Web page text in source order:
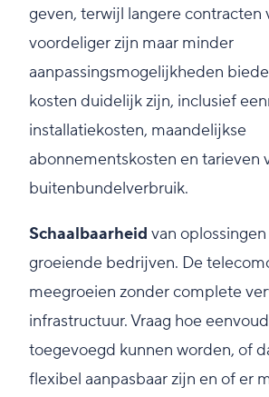
geven, terwijl langere contracten
voordeliger zijn maar minder
aanpassingsmogelijkheden
kosten duidelijk zijn, inclusief
installatiekosten, maandelijkse
abonnementskosten en tarieven
buitenbundelverbruik.
Schaalbaarheid van
groeiende bedrijven. De
meegroeien zonder complete
infrastructuur. Vraag hoe
toegevoegd kunnen worden, of
flexibel aanpasbaar zijn en of er